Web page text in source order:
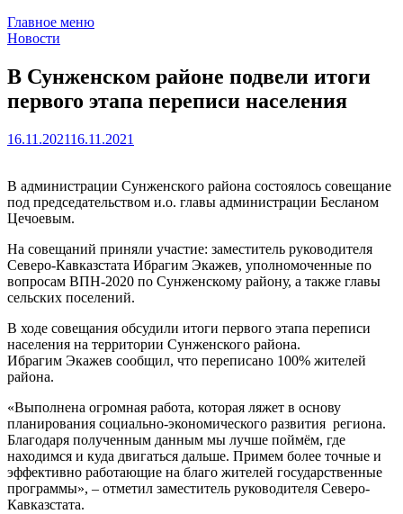
Главное меню
Новости
В Сунженском районе подвели итоги
первого этапа переписи населения
16.11.202116.11.2021
В администрации Сунженского района состоялось совещание
под председательством и.о. главы администрации Бесланом
Цечоевым.
На совещаний приняли участие: заместитель руководителя
Северо-Кавказстата Ибрагим Экажев, уполномоченные по
вопросам ВПН-2020 по Сунженскому району, а также главы
сельских поселений.
В ходе совещания обсудили итоги первого этапа переписи
населения на территории Сунженского района.
Ибрагим Экажев сообщил, что переписано 100% жителей
района.
«Выполнена огромная работа, которая ляжет в основу
планирования социально-экономического развития региона.
Благодаря полученным данным мы лучше поймём, где
находимся и куда двигаться дальше. Примем более точные и
эффективно работающие на благо жителей государственные
программы», – отметил заместитель руководителя Северо-
Кавказстата.